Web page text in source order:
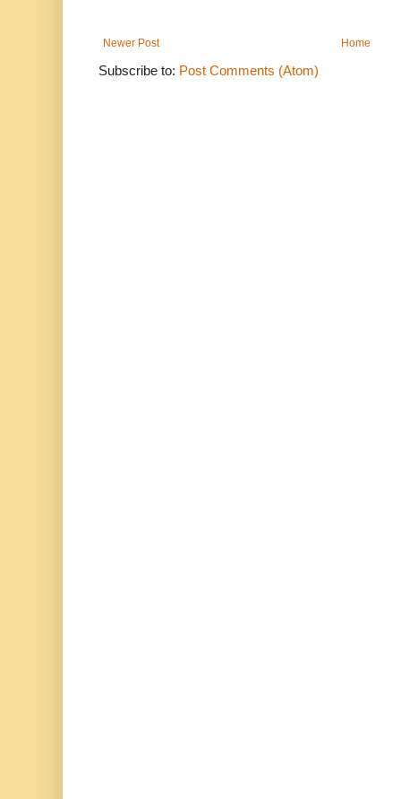
Newer Post Home
Subscribe to: Post Comments (Atom)